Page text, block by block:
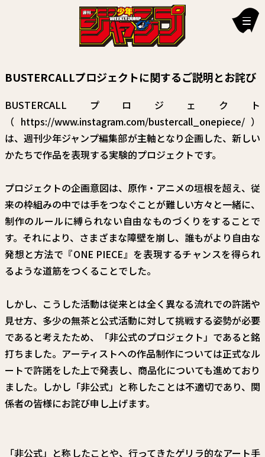
お知らせ
連載作品
定期購読
イチオシ情報
漫画賞
関連情報
関連リンク
BUSTERCALLプロジェクトに関するご説明とお詫び
BUSTERCALLプロジェクト
（ https://www.instagram.com/bustercall_onepiece/）
は、週刊少年ジャンプ編集部が主軸となり企画した、新しい
かたちで作品を表現する実験的プロジェクトです。
プロジェクトの企画意図は、原作・アニメの垣根を超え、従
来の枠組みの中では手をつなぐことが難しい方々と一緒に、
制作のルールに縛られない自由なものづくりをすることで
す。それにより、さまざまな障壁を崩し、誰もがより自由な
発想と方法で『ONE PIECE』を表現するチャンスを得られ
るような道筋をつくることでした。
しかし、こうした活動は従来とは全く異なる流れでの許諾や
見せ方、多少の無茶と公式活動に対して挑戦する姿勢が必要
であると考えたため、「非公式のプロジェクト」であると銘
打ちました。アーティストへの作品制作については正式なル
ートで許諾をした上で発表し、商品化についても進めており
ました。しかし「非公式」と称したことは不適切であり、関
係者の皆様にお詫び申し上げます。
「非公式」と称したことや、行ってきたゲリラ的なアート手